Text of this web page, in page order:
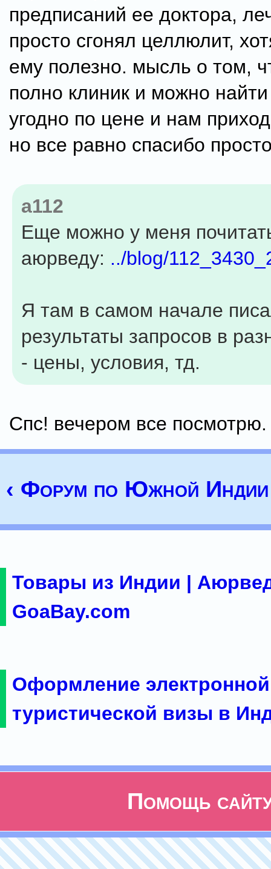
предписаний ее доктора,
просто сгонял целлюлит,
ему полезно. мысль о том,
полно клиник и можно
угодно по цене и нам
но все равно спасибо
a112
Еще можно у меня
аюрведу: ../blog/
Я там в самом начале
результаты запросов в
- цены, условия, тд.
Спс! вечером все посмотрю.
‹ Форум по Южной
Товары из Индии |
GoaBay.com
Оформление электронной
туристической визы в
Помощь